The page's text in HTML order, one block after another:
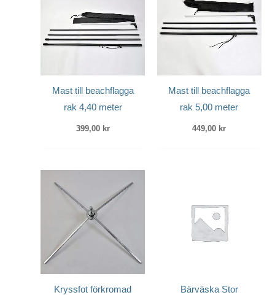
Mast till beachflagga
rak 4,40 meter
399,00 kr
Mast till beachflagga
rak 5,00 meter
449,00 kr
Kryssfot förkromad
Bärväska Stor